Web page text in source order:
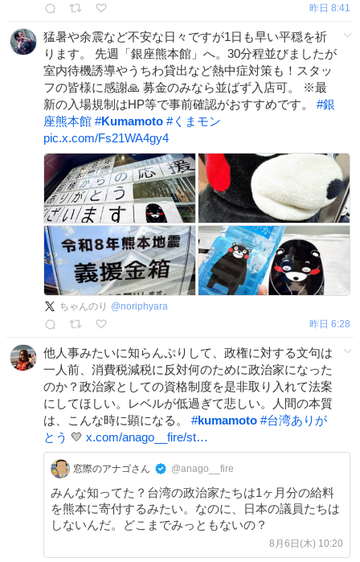
昨日 8:41
猛暑や余震など不安な日々ですが1日も早い平穏を祈
ります。 先週「銀座熊本館」へ。30分程並びましたが
室内待機誘導やうちわ貸出など熱中症対策も！スタッ
フの皆様に感謝🙏 募金のみなら並ばず入店可。 ※最
新の入場規制はHP等で事前確認がおすすめです。 #銀
座熊本館 #Kumamoto #くまモン
pic.x.com/Fs21WA4gy4
ちゃんのり @noriphyara
昨日 6:28
他人事みたいに知らんぷりして、政権に対する文句は
一人前、消費税減税に反対何のために政治家になった
のか？政治家としての資格制度を是非取り入れて法案
にしてほしい。レベルが低過ぎて悲しい。人間の本質
は、こんな時に顕になる。 #kumamoto #台湾ありが
とう 💛 x.com/anago__fire/st…
窓際のアナゴさん @anago__fire
みんな知ってた？台湾の政治家たちは1ヶ月分の給料
を熊本に寄付するみたい。なのに、日本の議員たちは
しないんだ。どこまでみっともないの？
8月6日(木) 10:20